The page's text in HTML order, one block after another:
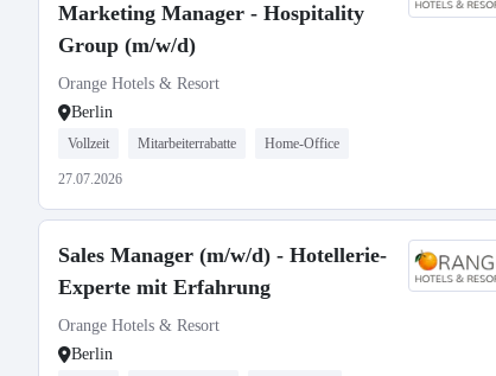
Marketing Manager - Hospitality
Group (m/w/d)
Orange Hotels & Resort
Berlin
Vollzeit Mitarbeiterrabatte Home-Office
27.07.2026
Sales Manager (m/w/d) - Hotellerie-
Experte mit Erfahrung
Orange Hotels & Resort
Berlin